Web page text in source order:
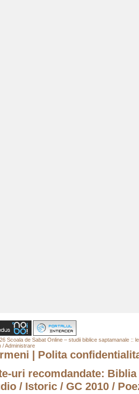
Scoala de Sabat Online – studii biblice saptamanale ::
/ Administrare
| Polita
uri recomdandate: Biblia
/ Istoric/ GC 2010/